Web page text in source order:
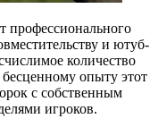
профессионального
и ютуб-
количество
опыту этот
с собственным
игроков.